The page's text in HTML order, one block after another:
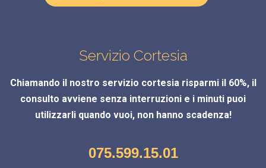
Servizio Cortesia
Chiamando il nostro servizio cortesia risparmi il 60%, il
consulto avviene senza interruzioni e i minuti puoi
utilizzarli quando vuoi, non hanno scadenza!
075.599.15.01